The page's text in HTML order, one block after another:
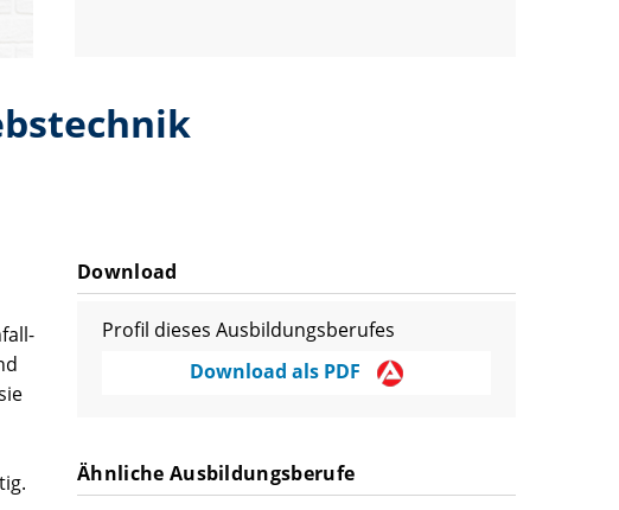
Download
Profil dieses Ausbildungsberufes
Download als PDF
Ähnliche Ausbildungsberufe